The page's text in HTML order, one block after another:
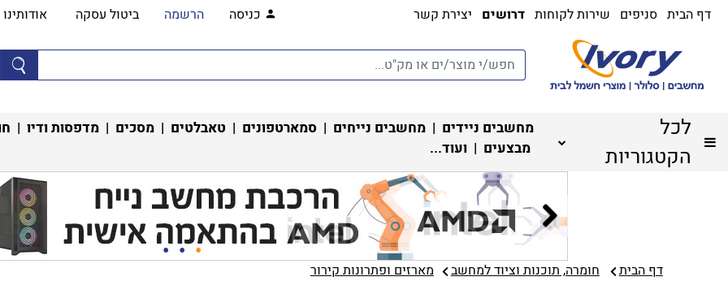
דף הבית סניפים שירות לקוחות דרושים יצירת קשר כניסה הרשמה ביטול עסקה אודותינו
לכל
הקטגוריות
מחשבים ניידים | מחשבים נייחים | סמארטפונים | טאבלטים | מסכים | מדפסות ודיו |
מבצעים | ועוד...
דף הבית חומרה, תוכנות וציוד למחשב מארזים ופתרונות קירור‏